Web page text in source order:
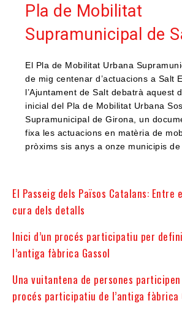
Pla de Mobilitat
Supramunicipal de
El Pla de Mobilitat Urbana
de mig centenar d’actuacions a Salt
l’Ajuntament de Salt debatrà aquest
inicial del Pla de Mobilitat Urbana
Supramunicipal de Girona, un
fixa les actuacions en matèria de
pròxims sis anys a onze municipis de
El Passeig dels Països Catalans: Entre
cura dels detalls
Inici d’un procés participatiu per
l’antiga fàbrica Gassol
Una vuitantena de persones
procés participatiu de l’antiga fàbrica